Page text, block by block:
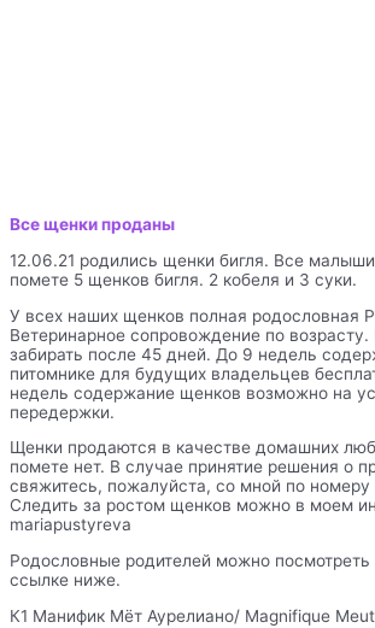
Все щенки проданы
12.06.21 родились щенки бигля. Все
помете 5 щенков бигля. 2 кобеля и 3 суки.
У всех наших щенков полная родословная
Ветеринарное сопровождение по
забирать после 45 дней. До 9 недель
питомнике для будущих владельцев
недель содержание щенков возможно на
передержки.
Щенки продаются в качестве домашних
помете нет. В случае принятие решения о
свяжитесь, пожалуйста, cо мной по номеру
Следить за ростом щенков можно в моем
mariapustyreva
Родословные родителей можно посмотреть
ссылке ниже.
К1 Манифик Мёт Аурелиано/ Magnifique